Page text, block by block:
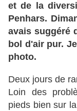
et de la
Penhars.
avais suggéré
bol d'air pur.
photo.
Deux jours de
Loin des
pieds bien sur